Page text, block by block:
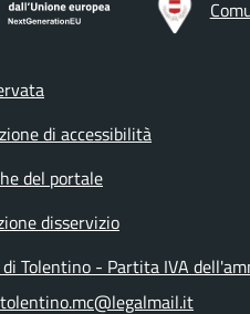
menu
di accessibilità
del portale
disservizio
di Tolentino - Partita IVA